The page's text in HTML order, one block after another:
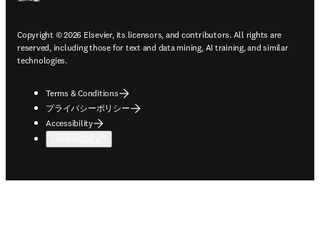
Copyright © 2026 Elsevier, its licensors, and contributors. All rights are
reserved, including those for text and data mining, AI training, and similar
technologies.
Terms & Conditions
プライバシーポリシー
Accessibility